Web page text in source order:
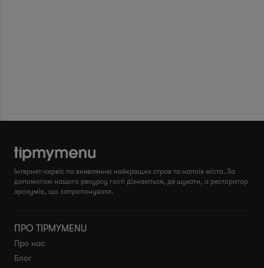
Інтернет-сервіс по виявленню найкращих страв та напоїв міста. За
допомогою нашого ресурсу гості дізнаються, де шукати, а ресторатор
зрозуміє, що запропонувати.
ПРО TIPMYMENU
Про нас
Блог